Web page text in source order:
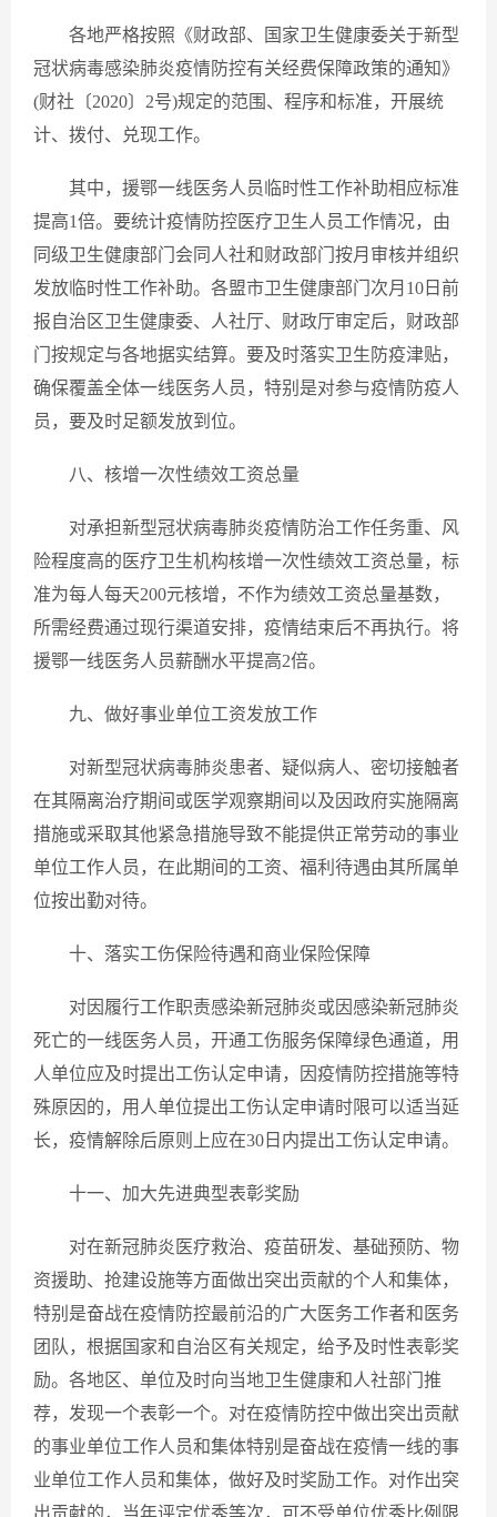
各地严格按照《财政部、国家卫生健康委关于新型
冠状病毒感染肺炎疫情防控有关经费保障政策的通知》
(财社〔2020〕2号)规定的范围、程序和标准，开展统
计、拨付、兑现工作。
其中，援鄂一线医务人员临时性工作补助相应标准
提高1倍。要统计疫情防控医疗卫生人员工作情况，由
同级卫生健康部门会同人社和财政部门按月审核并组织
发放临时性工作补助。各盟市卫生健康部门次月10日前
报自治区卫生健康委、人社厅、财政厅审定后，财政部
门按规定与各地据实结算。要及时落实卫生防疫津贴，
确保覆盖全体一线医务人员，特别是对参与疫情防疫人
员，要及时足额发放到位。
八、核增一次性绩效工资总量
对承担新型冠状病毒肺炎疫情防治工作任务重、风
险程度高的医疗卫生机构核增一次性绩效工资总量，标
准为每人每天200元核增，不作为绩效工资总量基数，
所需经费通过现行渠道安排，疫情结束后不再执行。将
援鄂一线医务人员薪酬水平提高2倍。
九、做好事业单位工资发放工作
对新型冠状病毒肺炎患者、疑似病人、密切接触者
在其隔离治疗期间或医学观察期间以及因政府实施隔离
措施或采取其他紧急措施导致不能提供正常劳动的事业
单位工作人员，在此期间的工资、福利待遇由其所属单
位按出勤对待。
十、落实工伤保险待遇和商业保险保障
对因履行工作职责感染新冠肺炎或因感染新冠肺炎
死亡的一线医务人员，开通工伤服务保障绿色通道，用
人单位应及时提出工伤认定申请，因疫情防控措施等特
殊原因的，用人单位提出工伤认定申请时限可以适当延
长，疫情解除后原则上应在30日内提出工伤认定申请。
十一、加大先进典型表彰奖励
对在新冠肺炎医疗救治、疫苗研发、基础预防、物
资援助、抢建设施等方面做出突出贡献的个人和集体，
特别是奋战在疫情防控最前沿的广大医务工作者和医务
团队，根据国家和自治区有关规定，给予及时性表彰奖
励。各地区、单位及时向当地卫生健康和人社部门推
荐，发现一个表彰一个。对在疫情防控中做出突出贡献
的事业单位工作人员和集体特别是奋战在疫情一线的事
业单位工作人员和集体，做好及时奖励工作。对作出突
出贡献的，当年评定优秀等次，可不受单位优秀比例限